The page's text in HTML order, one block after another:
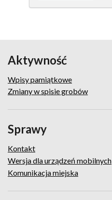
wpis
Aktywność
Wpisy pamiątkowe
Zmiany w spisie grobów
Sprawy
Kontakt
Wersja dla urządzeń mobilnych
Komunikacja miejska